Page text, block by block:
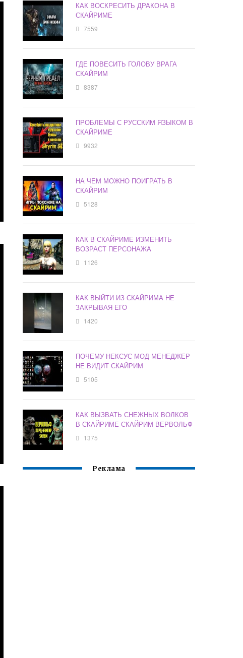
КАК ВОСКРЕСИТЬ ДРАКОНА В
СКАЙРИМЕ
7559
ГДЕ ПОВЕСИТЬ ГОЛОВУ ВРАГА
СКАЙРИМ
8387
ПРОБЛЕМЫ С РУССКИМ ЯЗЫКОМ В
СКАЙРИМЕ
9932
НА ЧЕМ МОЖНО ПОИГРАТЬ В
СКАЙРИМ
5128
КАК В СКАЙРИМЕ ИЗМЕНИТЬ
ВОЗРАСТ ПЕРСОНАЖА
1126
КАК ВЫЙТИ ИЗ СКАЙРИМА НЕ
ЗАКРЫВАЯ ЕГО
1420
ПОЧЕМУ НЕКСУС МОД МЕНЕДЖЕР
НЕ ВИДИТ СКАЙРИМ
5105
КАК ВЫЗВАТЬ СНЕЖНЫХ ВОЛКОВ
В СКАЙРИМЕ СКАЙРИМ ВЕРВОЛЬФ
1375
Реклама